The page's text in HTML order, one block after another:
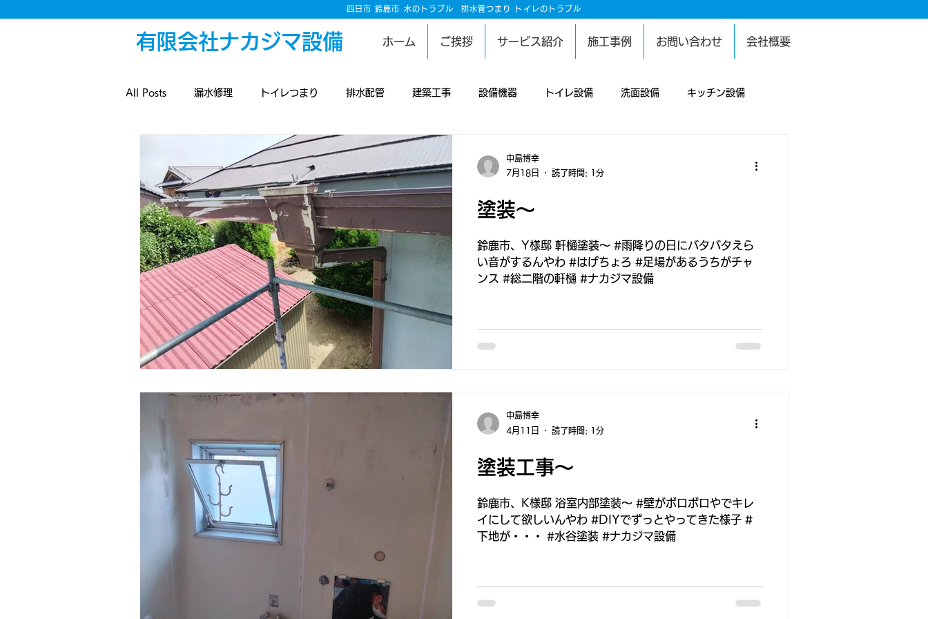
排水管つまり トイレのトラブル
四日市 鈴鹿市 水のトラブル
有限会社ナカジマ設備 ホーム ご挨拶 サービス紹介 施工事例 お問い合わせ 会社概要
All Posts 漏水修理 トイレつまり 排水配管 建築工事 設備機器 トイレ設備 洗面設備 キッチン設備
解体工事 雨漏り修理
改装工事 散水設備 戸締り 換気設備 害獣対策
雨水配管 排水つまり 外壁工事
塗装～
鈴鹿市、Y様邸 軒樋塗装～ #雨降りの日にバタバタえら
い音がするんやわ #はげちょろ #足場があるうちがチャ
ンス #総二階の軒樋 #ナカジマ設備
中島博幸
7月18日
読了時間: 1分
塗装工事～
鈴鹿市、K様邸 浴室内部塗装～ #壁がボロボロやでキレ
イにして欲しいんやわ #DIYでずっとやってきた様子 #
下地が・・・ #水谷塗装 #ナカジマ設備
中島博幸
4月11日
読了時間: 1分